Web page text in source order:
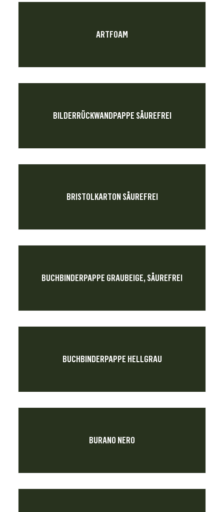
ARTFOAM
BILDERRÜCKWANDPAPPE SÄUREFREI
BRISTOLKARTON SÄUREFREI
BUCHBINDERPAPPE GRAUBEIGE, SÄUREFREI
BUCHBINDERPAPPE HELLGRAU
BURANO NERO